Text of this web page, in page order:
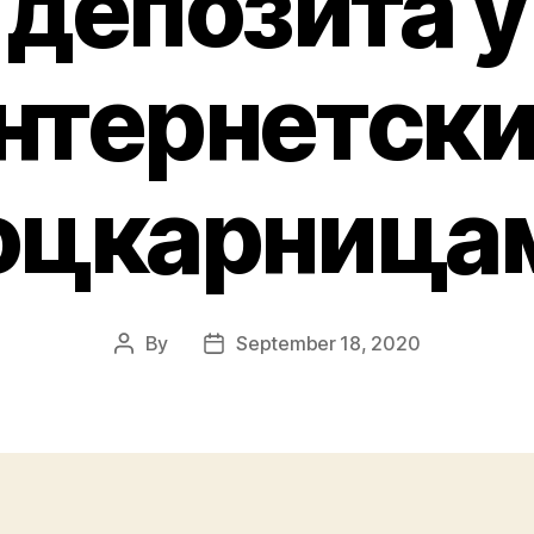
By September 18, 2020